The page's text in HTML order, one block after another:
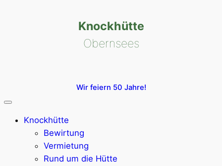
Knockhütte
Obernsees
Wir feiern 50 Jahre!
Knockhütte
Bewirtung
Vermietung
Rund um die Hütte